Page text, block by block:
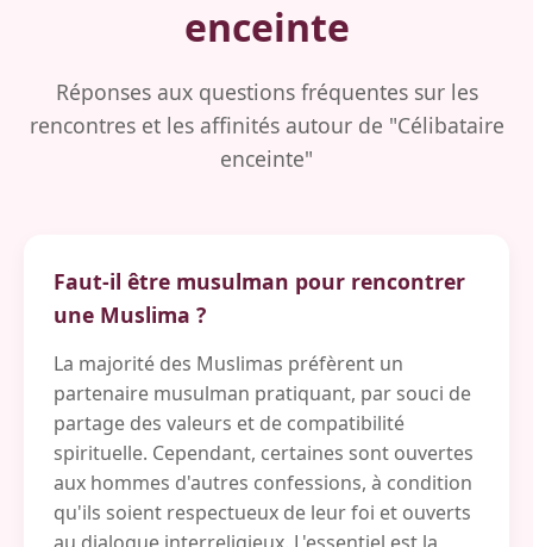
enceinte
Réponses aux questions fréquentes sur les
rencontres et les affinités autour de "Célibataire
enceinte"
Faut-il être musulman pour rencontrer
une Muslima ?
La majorité des Muslimas préfèrent un
partenaire musulman pratiquant, par souci de
partage des valeurs et de compatibilité
spirituelle. Cependant, certaines sont ouvertes
aux hommes d'autres confessions, à condition
qu'ils soient respectueux de leur foi et ouverts